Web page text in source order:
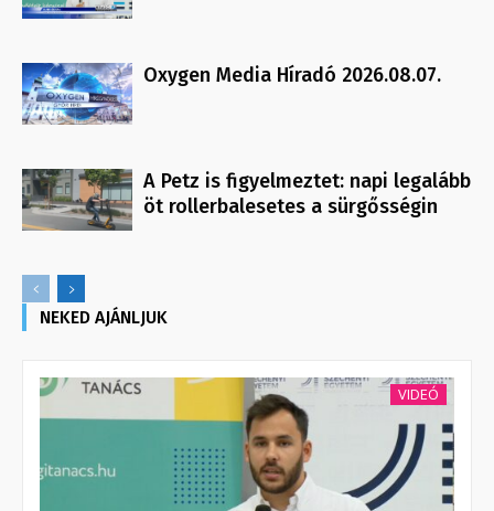
Oxygen Media Híradó 2026.08.07.
A Petz is figyelmeztet: napi legalább
öt rollerbalesetes a sürgősségin
NEKED AJÁNLJUK
VIDEÓ